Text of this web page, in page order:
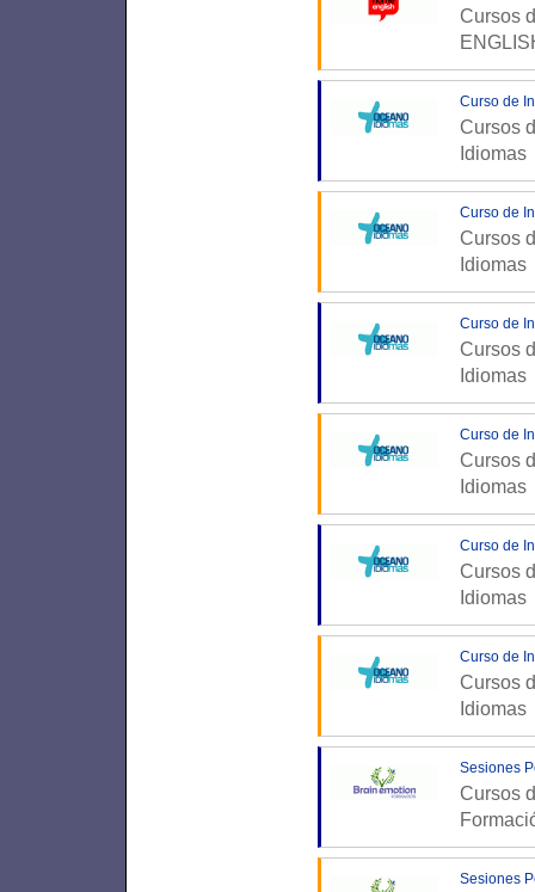
Cursos
Curso de
Cursos
Idiomas
Curso de
Cursos
Idiomas
Curso de
Cursos
Idiomas
Curso de
Cursos
Idiomas
Curso de
Cursos
Idiomas
Curso de
Cursos
Idiomas
Sesiones
Cursos
Sesiones